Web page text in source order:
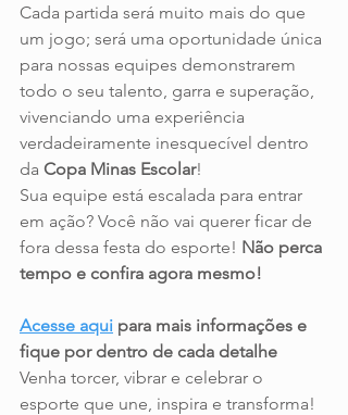
Cada partida será muito mais do que
um jogo; será uma oportunidade única
para nossas equipes demonstrarem
todo o seu talento, garra e superação,
vivenciando uma experiência
verdadeiramente inesquecível dentro
da Copa Minas Escolar!
Sua equipe está escalada para entrar
em ação? Você não vai querer ficar de
fora dessa festa do esporte! Não perca
tempo e confira agora mesmo!
Acesse aqui para mais informações e
fique por dentro de cada detalhe
Venha torcer, vibrar e celebrar o
esporte que une, inspira e transforma!